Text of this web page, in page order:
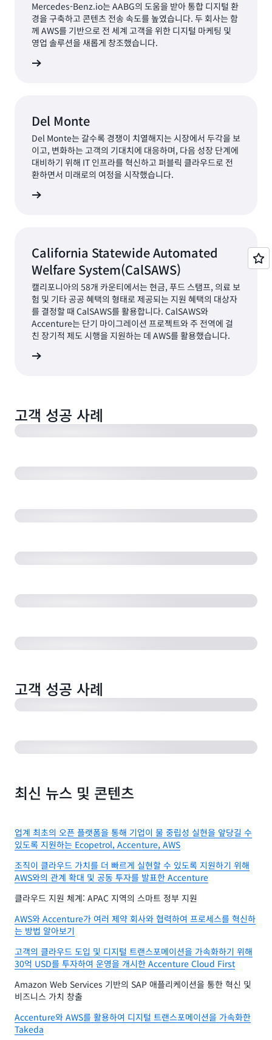
Mercedes-Benz.io는 AABG의 도움을 받아 통합 디지털 환
경을 구축하고 콘텐츠 전송 속도를 높였습니다. 두 회사는 함
께 AWS를 기반으로 전 세계 고객을 위한 디지털 마케팅 및
영업 솔루션을 새롭게 창조했습니다.
Del Monte
Del Monte는 갈수록 경쟁이 치열해지는 시장에서 두각을 보
이고, 변화하는 고객의 기대치에 대응하며, 다음 성장 단계에
대비하기 위해 IT 인프라를 혁신하고 퍼블릭 클라우드로 전
환하면서 미래로의 여정을 시작했습니다.
California Statewide Automated
Welfare System(CalSAWS)
캘리포니아의 58개 카운티에서는 현금, 푸드 스탬프, 의료 보
험 및 기타 공공 혜택의 형태로 제공되는 지원 혜택의 대상자
를 결정할 때 CalSAWS를 활용합니다. CalSAWS와
Accenture는 단기 마이그레이션 프로젝트와 주 전역에 걸
친 장기적 제도 시행을 지원하는 데 AWS를 활용했습니다.
고객 성공 사례
클라우드와 AWS를 활용하여 의료 서비스를 간소화한
고객 성공 사례
최신 뉴스 및 콘텐츠
업계 최초의 오픈 플랫폼을 통해 기업이 물 중립성 실현을 앞당길 수
있도록 지원하는 Ecopetrol, Accenture, AWS
조직이 클라우드 가치를 더 빠르게 실현할 수 있도록 지원하기 위해
AWS와의 관계 확대 및 공동 투자를 발표한 Accenture
클라우드 지원 체계: APAC 지역의 스마트 정부 지원
AWS와 Accenture가 여러 제약 회사와 협력하여 프로세스를 혁신하
는 방법 알아보기
고객의 클라우드 도입 및 디지털 트랜스포메이션을 가속화하기 위해
30억 USD를 투자하여 운영을 개시한 Accenture Cloud First
Amazon Web Services 기반의 SAP 애플리케이션을 통한 혁신 및
비즈니스 가치 창출
Accenture와 AWS를 활용하여 디지털 트랜스포메이션을 가속화한
Takeda